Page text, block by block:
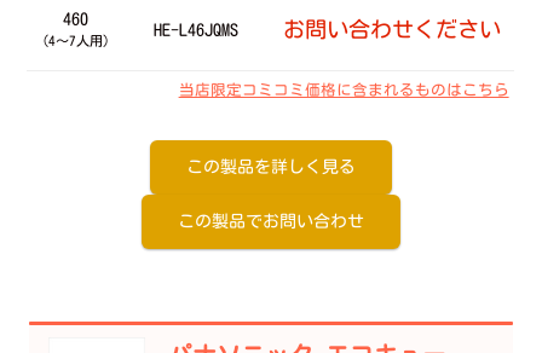
460
（4～7人用）
HE-L46JQMS お問い合わせください
当店限定コミコミ価格に含まれるものはこちら
この製品を詳しく見る
この製品でお問い合わせ